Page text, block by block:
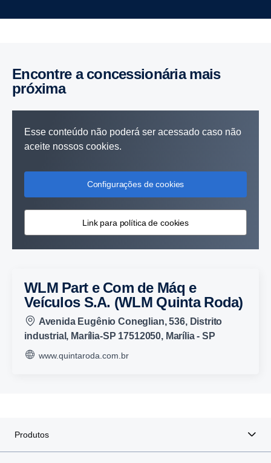
Encontre a concessionária mais
próxima
Esse conteúdo não poderá ser acessado caso não
aceite nossos cookies.
Configurações de cookies
Link para política de cookies
WLM Part e Com de Máq e
Veículos S.A. (WLM Quinta Roda)
Avenida Eugênio Coneglian, 536, Distrito
industrial, Marília-SP 17512050, Marília - SP
www.quintaroda.com.br
Produtos